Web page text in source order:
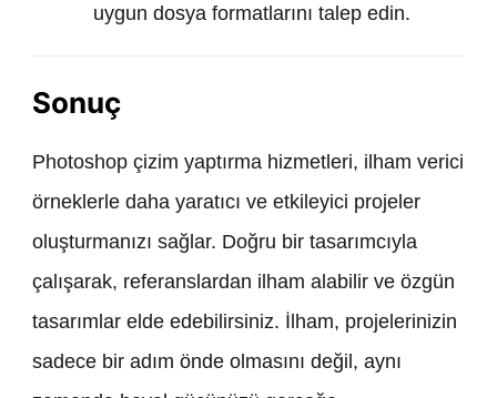
uygun dosya formatlarını talep edin.
Sonuç
Photoshop çizim yaptırma hizmetleri, ilham verici
örneklerle daha yaratıcı ve etkileyici projeler
oluşturmanızı sağlar. Doğru bir tasarımcıyla
çalışarak, referanslardan ilham alabilir ve özgün
tasarımlar elde edebilirsiniz. İlham, projelerinizin
sadece bir adım önde olmasını değil, aynı